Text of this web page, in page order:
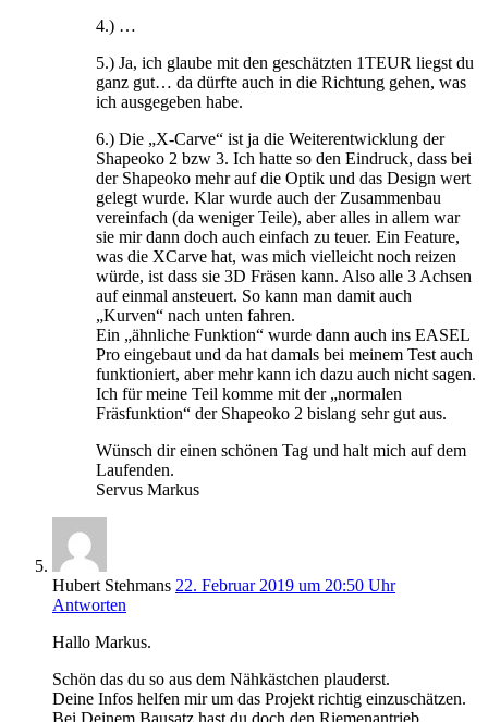
4.) …
5.) Ja, ich glaube mit den geschätzten 1TEUR liegst du
ganz gut… da dürfte auch in die Richtung gehen, was
ich ausgegeben habe.
6.) Die „X-Carve“ ist ja die Weiterentwicklung der
Shapeoko 2 bzw 3. Ich hatte so den Eindruck, dass bei
der Shapeoko mehr auf die Optik und das Design wert
gelegt wurde. Klar wurde auch der Zusammenbau
vereinfach (da weniger Teile), aber alles in allem war
sie mir dann doch auch einfach zu teuer. Ein Feature,
was die XCarve hat, was mich vielleicht noch reizen
würde, ist dass sie 3D Fräsen kann. Also alle 3 Achsen
auf einmal ansteuert. So kann man damit auch
„Kurven“ nach unten fahren.
Ein „ähnliche Funktion“ wurde dann auch ins EASEL
Pro eingebaut und da hat damals bei meinem Test auch
funktioniert, aber mehr kann ich dazu auch nicht sagen.
Ich für meine Teil komme mit der „normalen
Fräsfunktion“ der Shapeoko 2 bislang sehr gut aus.
Wünsch dir einen schönen Tag und halt mich auf dem
Laufenden.
Servus Markus
Hubert Stehmans 22. Februar 2019 um 20:50 Uhr
Antworten
Hallo Markus.
Schön das du so aus dem Nähkästchen plauderst.
Deine Infos helfen mir um das Projekt richtig einzuschätzen.
Bei Deinem Bausatz hast du doch den Riemenantrieb.